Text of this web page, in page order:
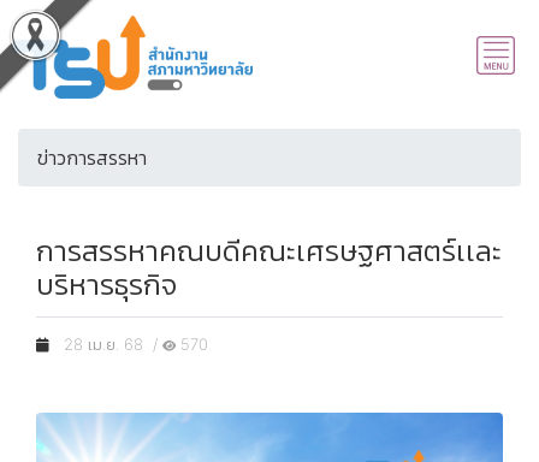
ข่าวการสรรหา
การสรรหาคณบดีคณะเศรษฐศาสตร์เเละ
บริหารธุรกิจ
28 เม.ย. 68 / 570